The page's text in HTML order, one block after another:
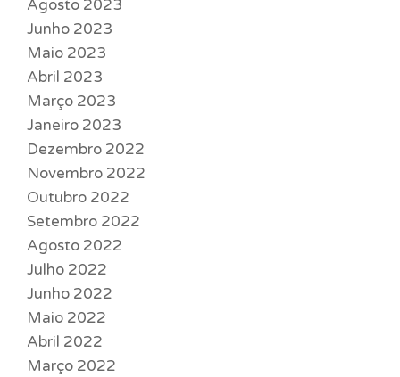
Agosto 2023
Junho 2023
Maio 2023
Abril 2023
Março 2023
Janeiro 2023
Dezembro 2022
Novembro 2022
Outubro 2022
Setembro 2022
Agosto 2022
Julho 2022
Junho 2022
Maio 2022
Abril 2022
Março 2022